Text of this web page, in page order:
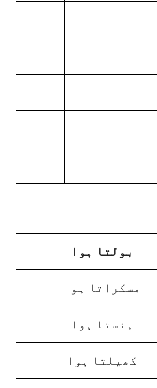
بولتا ہوا
مسکراتا ہوا
ہنستا ہوا
کھیلتا ہوا